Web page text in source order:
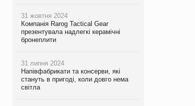
31 жовтня 2024
Компанія Rarog Tactical Gear
презентувала надлегкі керамічні
бронеплити
31 липня 2024
Напівфабрикати та консерви, які
стануть в пригоді, коли довго нема
світла